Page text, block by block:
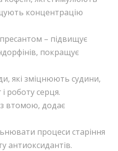
концентрацію
– підвищує
покращує
які зміцнюють судини,
роботу серця.
втомою, додає
процеси старіння
антиоксидантів.